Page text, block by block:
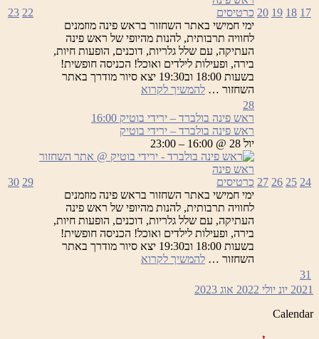
17
18
19
20 כרטיסים
ימי חמישי באתר השחזור בראש פינה מוזמנים
לחוויה תרבותית, להנות מהיופי של ראש פינה
העתיקה, עם שלל גלריות, דוכנים, הופעות חיות,
בירה, ופעילות לילדים ואוכל! הכניסה חופשית!
בשעות 18:00 וב19:30 יצא סיור מודרך באתר
השחזור … להמשיך לקרוא
בולברד
–
ירידי
בוטיק
22
23
24
25
26
27
28
ראש פינה בולברד – ירידי בוטיק 16:00
ראש פינה בולברד – ירידי בוטיק
יול 28 @ 16:00 – 23:00
כרטיסים
ימי חמישי באתר השחזור בראש פינה מוזמנים
לחוויה תרבותית, להנות מהיופי של ראש פינה
העתיקה, עם שלל גלריות, דוכנים, הופעות חיות,
בירה, ופעילות לילדים ואוכל! הכניסה חופשית!
בשעות 18:00 וב19:30 יצא סיור מודרך באתר
השחזור … להמשיך לקרוא
29
30
31
2021 יונ יולי 2022 אוג 2023
Calendar